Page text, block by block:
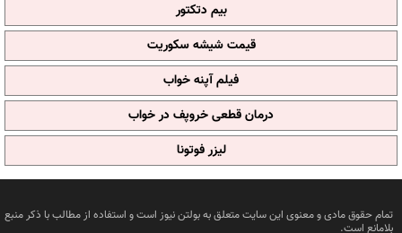
بیم دتکتور
قیمت شیشه سکوریت
فیلم آپنه خواب
درمان قطعی خروپف در خواب
لیزر فوتونا
تمام حقوق مادی و معنوی این سایت متعلق به بولتن نیوز است و استفاده از مطالب با ذکر منبع
بلامانع است.